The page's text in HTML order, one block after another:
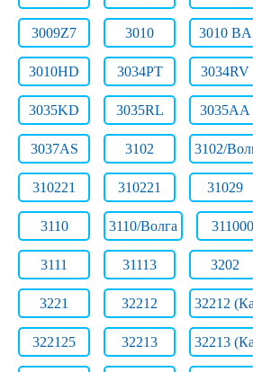
3009Z7 3010 3010 BA
3010HD 3034PT 3034RV
3035KD 3035RL 3035АА
3037AS 3102 3102/
310221 310221 31029
3110 3110/Волга 311000
3111 31113 3202
3221 32212 32212
322125 32213 32213